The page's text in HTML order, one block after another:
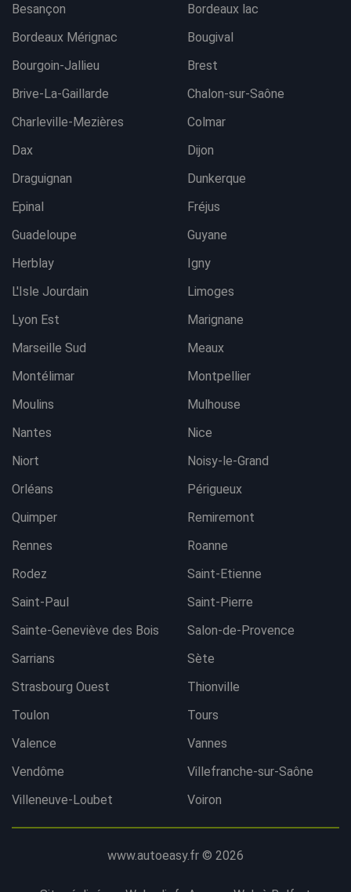
Besançon
Bordeaux lac
Bordeaux Mérignac
Bougival
Bourgoin-Jallieu
Brest
Brive-La-Gaillarde
Chalon-sur-Saône
Charleville-Mezières
Colmar
Dax
Dijon
Draguignan
Dunkerque
Epinal
Fréjus
Guadeloupe
Guyane
Herblay
Igny
L'Isle Jourdain
Limoges
Lyon Est
Marignane
Marseille Sud
Meaux
Montélimar
Montpellier
Moulins
Mulhouse
Nantes
Nice
Niort
Noisy-le-Grand
Orléans
Périgueux
Quimper
Remiremont
Rennes
Roanne
Rodez
Saint-Etienne
Saint-Paul
Saint-Pierre
Sainte-Geneviève des Bois
Salon-de-Provence
Sarrians
Sète
Strasbourg Ouest
Thionville
Toulon
Tours
Valence
Vannes
Vendôme
Villefranche-sur-Saône
Villeneuve-Loubet
Voiron
www.autoeasy.fr © 2026